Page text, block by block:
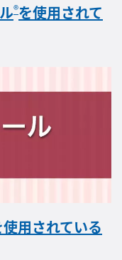
®を使用されて
用されている